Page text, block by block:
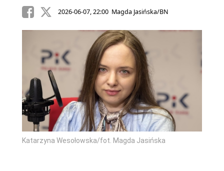
2026-06-07, 22:00 Magda Jasińska/BN
Katarzyna Wesołowska/fot. Magda Jasińska